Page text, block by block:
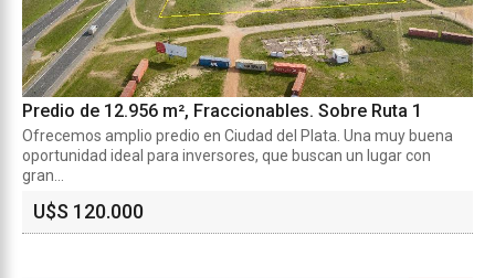
Predio de 12.956 m², Fraccionables. Sobre Ruta 1
Ofrecemos amplio predio en Ciudad del Plata. Una muy buena
oportunidad ideal para inversores, que buscan un lugar con
gran...
U$S 120.000